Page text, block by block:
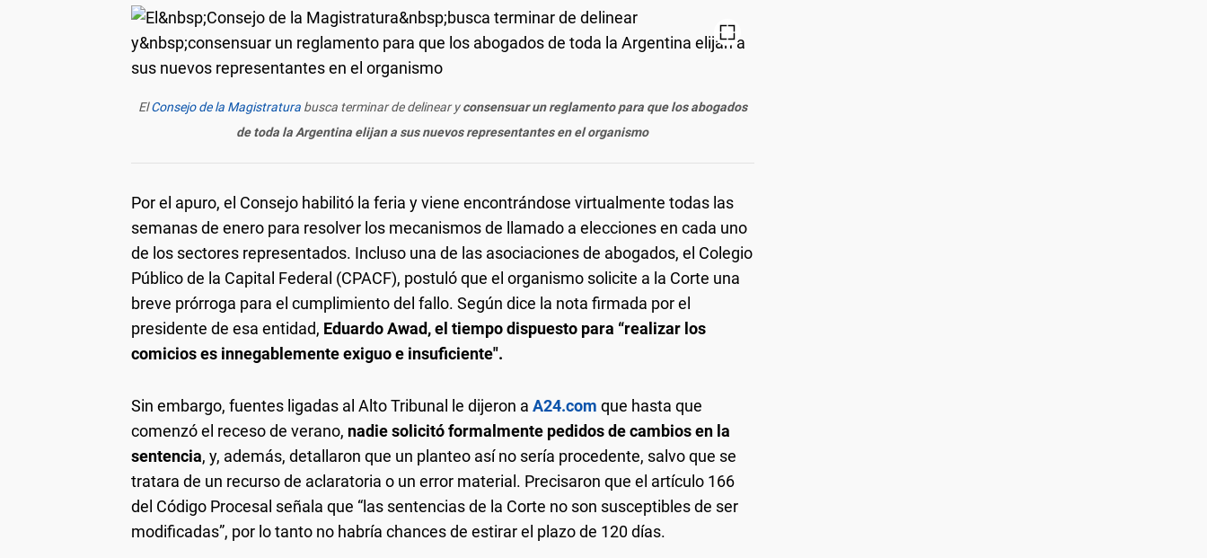
ElConsejo de la Magistraturabusca terminar de delinear yconsensuar un reglamento para que los abogados
de toda la Argentina elijan a sus nuevos representantes en el organismo
Por el apuro, el Consejo habilitó la feria y viene encontrándose virtualmente todas las
semanas de enero para resolver los mecanismos de llamado a elecciones en cada uno
de los sectores representados. Incluso una de las asociaciones de abogados, el Colegio
Público de la Capital Federal (CPACF), postuló que el organismo solicite a la Corte una
breve prórroga para el cumplimiento del fallo. Según dice la nota firmada por el
presidente de esa entidad, Eduardo Awad, el tiempo dispuesto para “realizar los
comicios es innegablemente exiguo e insuficiente".
Sin embargo, fuentes ligadas al Alto Tribunal le dijeron a A24.com que hasta que
comenzó el receso de verano, nadie solicitó formalmente pedidos de cambios en la
sentencia, y, además, detallaron que un planteo así no sería procedente, salvo que se
tratara de un recurso de aclaratoria o un error material. Precisaron que el artículo 166
del Código Procesal señala que “las sentencias de la Corte no son susceptibles de ser
modificadas”, por lo tanto no habría chances de estirar el plazo de 120 días.